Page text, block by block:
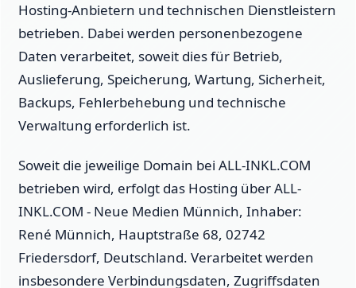
Hosting-Anbietern und technischen Dienstleistern
betrieben. Dabei werden personenbezogene
Daten verarbeitet, soweit dies für Betrieb,
Auslieferung, Speicherung, Wartung, Sicherheit,
Backups, Fehlerbehebung und technische
Verwaltung erforderlich ist.
Soweit die jeweilige Domain bei ALL-INKL.COM
betrieben wird, erfolgt das Hosting über ALL-
INKL.COM - Neue Medien Münnich, Inhaber:
René Münnich, Hauptstraße 68, 02742
Friedersdorf, Deutschland. Verarbeitet werden
insbesondere Verbindungsdaten, Zugriffsdaten